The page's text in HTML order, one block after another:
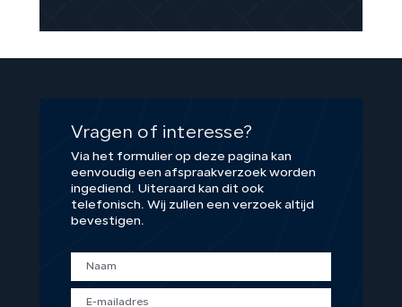
Vragen of interesse?
Via het formulier op deze pagina kan
eenvoudig een afspraakverzoek worden
ingediend. Uiteraard kan dit ook
telefonisch. Wij zullen een verzoek altijd
bevestigen.